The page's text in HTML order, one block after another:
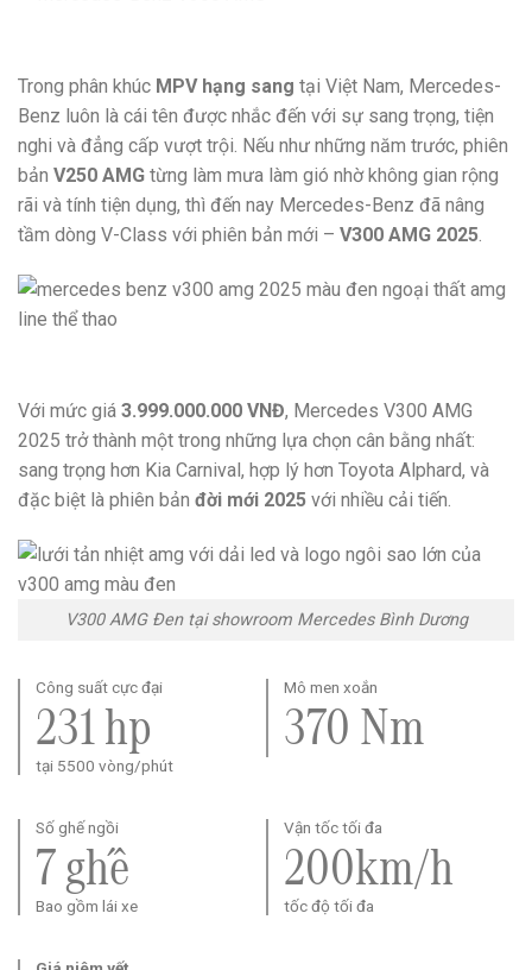
Trong phân khúc MPV hạng sang tại Việt Nam, Mercedes-
Benz luôn là cái tên được nhắc đến với sự sang trọng, tiện
nghi và đẳng cấp vượt trội. Nếu như những năm trước, phiên
bản V250 AMG từng làm mưa làm gió nhờ không gian rộng
rãi và tính tiện dụng, thì đến nay Mercedes-Benz đã nâng
tầm dòng V-Class với phiên bản mới – V300 AMG 2025
Với mức giá 3.999.000.000 VNĐ, Mercedes V300 AMG
2025 trở thành một trong những lựa chọn cân bằng nhất:
sang trọng hơn Kia Carnival, hợp lý hơn Toyota Alphard, và
đặc biệt là phiên bản đời mới 2025 với nhiều cải tiến.
V300 AMG Đen tại showroom Mercedes Bình Dương
Công suất cực đại
231 hp
tại 5500 vòng/phút
Mô men xoắn
370 Nm
Số ghế ngồi
7 ghế
Bao gồm lái xe
Vận tốc tối đa
200km/h
tốc độ tối đa